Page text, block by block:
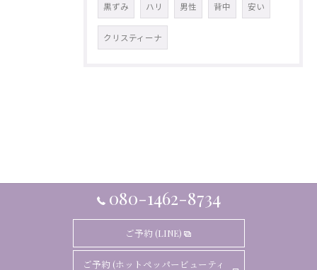
黒ずみ ハリ 男性 背中 安い
クリスティーナ
080-1462-8734
ご予約 (LINE)
ご予約 (ホットペッパービューティ